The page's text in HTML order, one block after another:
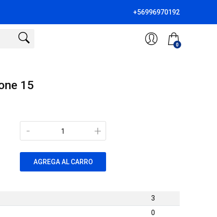
+56996970192
0
15
+
-
AGREGA AL CARRO
3
0